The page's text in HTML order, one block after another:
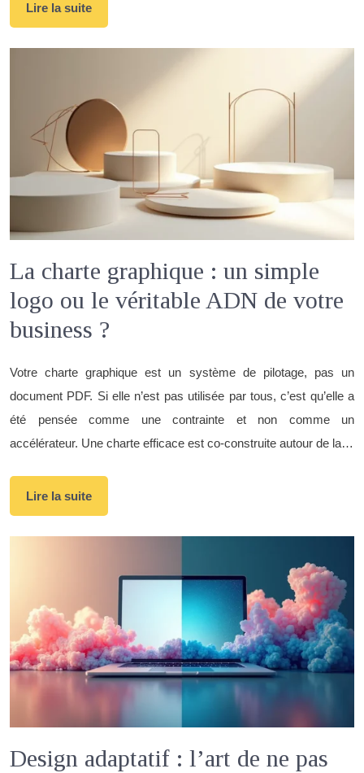
Lire la suite
La charte graphique : un simple
logo ou le véritable ADN de votre
business ?
Votre charte graphique est un système de pilotage, pas un
document PDF. Si elle n’est pas utilisée par tous, c’est qu’elle a
été pensée comme une contrainte et non comme un
accélérateur. Une charte efficace est co-construite autour de la…
Lire la suite
Design adaptatif : l’art de ne pas